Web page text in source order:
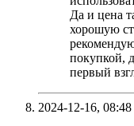
Да и цена
хорошую
покупкой,
первый
2024-12-16, 08:48